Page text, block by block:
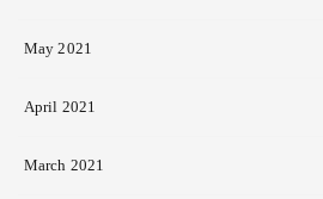
May 2021
April 2021
March 2021